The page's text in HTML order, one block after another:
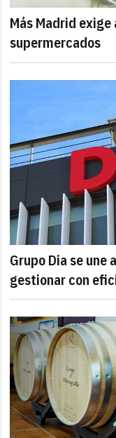
Más Madrid
supermercados
Grupo Dia se une
gestionar con